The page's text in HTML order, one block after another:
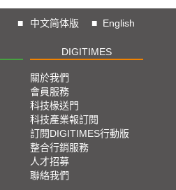
■ 中文简体版 ■ English
DIGITIMES
關於我們
會員服務
科技椽送門
科技產業報訂閱
訂閱DIGITIMES行動版
整合行銷服務
人才招募
聯絡我們